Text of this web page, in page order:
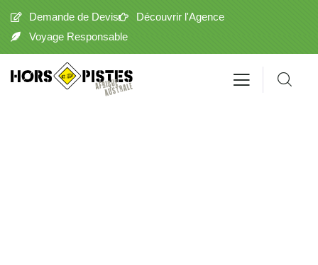
Demande de Devis
Découvrir l'Agence
Voyage Responsable